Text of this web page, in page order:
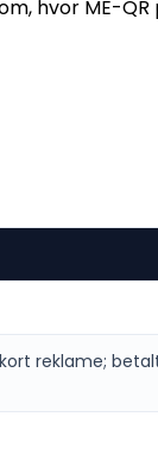
hvor ME-QR
reklame;